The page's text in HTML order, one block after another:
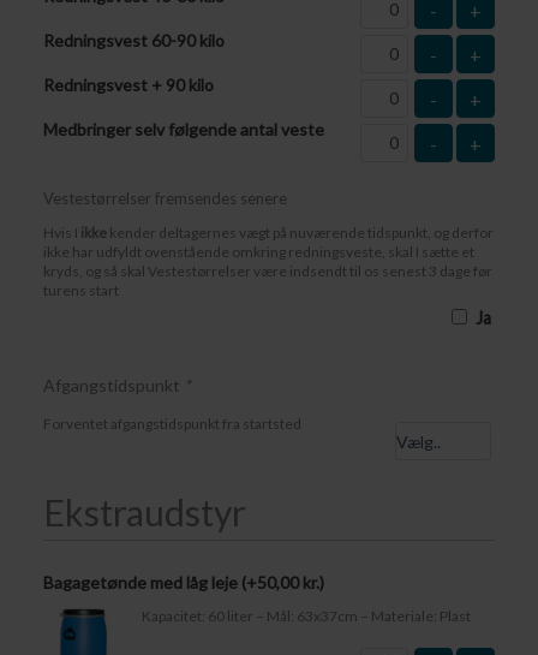
- +
Redningsvest 60-90 kilo
- +
Redningsvest + 90 kilo
- +
Medbringer selv følgende antal veste
- +
Vestestørrelser fremsendes senere
Hvis I ikke kender deltagernes vægt på nuværende tidspunkt, og derfor
ikke har udfyldt ovenstående omkring redningsveste, skal I sætte et
kryds, og så skal Vestestørrelser være indsendt til os senest 3 dage før
turens start
Ja
Afgangstidspunkt *
Forventet afgangstidspunkt fra startsted
Ekstraudstyr
Bagagetønde med låg leje (+50,00kr.)
Kapacitet: 60 liter – Mål: 63x37cm – Materiale: Plast